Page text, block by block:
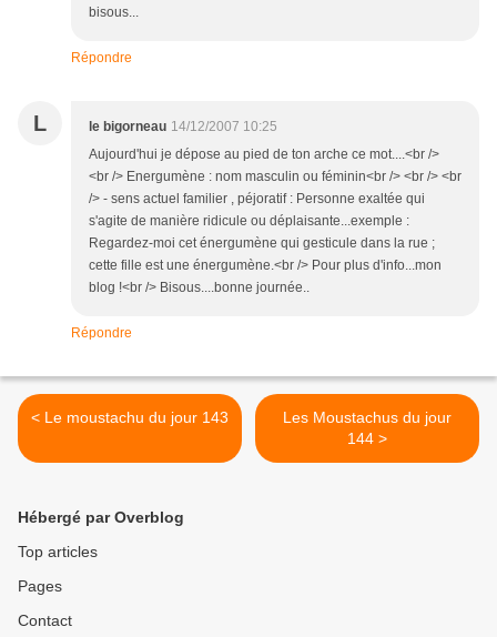
bisous...
Répondre
L le bigorneau 14/12/2007 10:25
Aujourd'hui je dépose au pied de ton arche ce mot....<br />
<br /> Energumène : nom masculin ou féminin<br /> <br /> <br
/> - sens actuel familier , péjoratif : Personne exaltée qui
s'agite de manière ridicule ou déplaisante...exemple :
Regardez-moi cet énergumène qui gesticule dans la rue ;
cette fille est une énergumène.<br /> Pour plus d'info...mon
blog !<br /> Bisous....bonne journée..
Répondre
< Le moustachu du jour 143
Les Moustachus du jour
144 >
Hébergé par Overblog
Top articles
Pages
Contact